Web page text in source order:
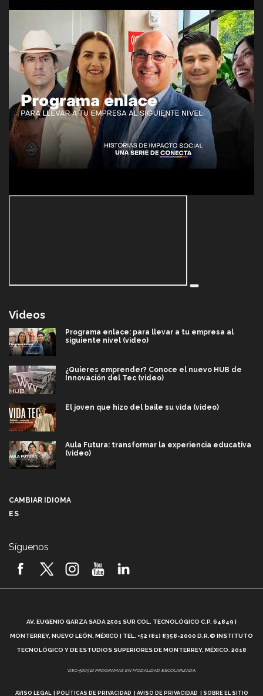
Videos
Programa enlace: para llevar a tu empresa al
siguiente nivel (video)
¿Quieres emprender? Conoce el nuevo HUB de
Innovación del Tec (video)
El joven que hizo del baile su vida (video)
Aula Futura: transformar la experiencia educativa
(video)
2026! (video)
¿Cómo es el Modelo Educativo Tec? (video)
Vida Tec: Feminismo e Inteligencia Artificial, Paola
CAMBIAR IDIOMA
ES
Síguenos
AV. EUGENIO GARZA SADA 2501 SUR COL. TECNOLÓGICO C.P. 64849 |
MONTERREY, NUEVO LEÓN, MÉXICO | TEL. +52 (81) 8358-2000 D.R.© INSTITUTO
TECNOLÓGICO Y DE ESTUDIOS SUPERIORES DE MONTERREY, MÉXICO. 2018
*DEC-520912 PROGRAMAS EN MODALIDAD ESCOLARIZADA.
AVISO LEGAL POLÍTICAS DE PRIVACIDAD AVISO DE PRIVACIDAD SOBRE EL SITIO